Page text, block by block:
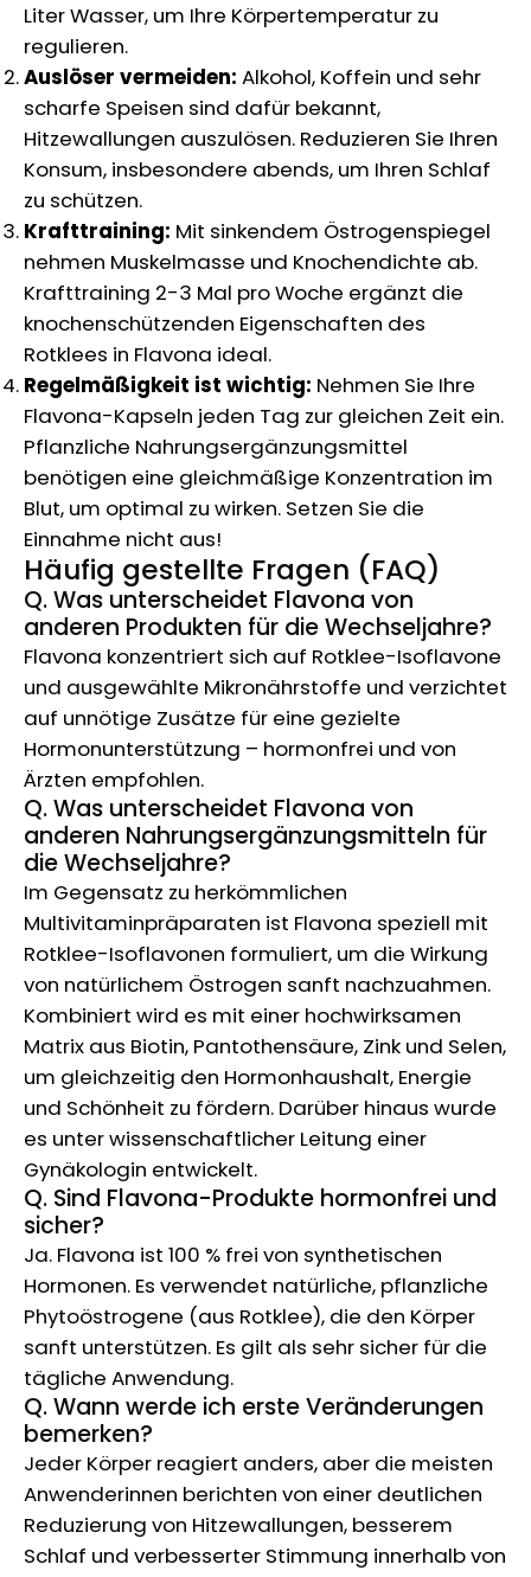
Liter Wasser, um Ihre Körpertemperatur zu
regulieren.
Auslöser vermeiden: Alkohol, Koffein und sehr
scharfe Speisen sind dafür bekannt,
Hitzewallungen auszulösen. Reduzieren Sie Ihren
Konsum, insbesondere abends, um Ihren Schlaf
zu schützen.
Krafttraining: Mit sinkendem Östrogenspiegel
nehmen Muskelmasse und Knochendichte ab.
Krafttraining 2-3 Mal pro Woche ergänzt die
knochenschützenden Eigenschaften des
Rotklees in Flavona ideal.
Regelmäßigkeit ist wichtig: Nehmen Sie Ihre
Flavona-Kapseln jeden Tag zur gleichen Zeit ein.
Pflanzliche Nahrungsergänzungsmittel
benötigen eine gleichmäßige Konzentration im
Blut, um optimal zu wirken. Setzen Sie die
Einnahme nicht aus!
Häufig gestellte Fragen (FAQ)
Q. Was unterscheidet Flavona von
anderen Produkten für die Wechseljahre?
Flavona konzentriert sich auf Rotklee-Isoflavone
und ausgewählte Mikronährstoffe und verzichtet
auf unnötige Zusätze für eine gezielte
Hormonunterstützung – hormonfrei und von
Ärzten empfohlen.
Q. Was unterscheidet Flavona von
anderen Nahrungsergänzungsmitteln für
die Wechseljahre?
Im Gegensatz zu herkömmlichen
Multivitaminpräparaten ist Flavona speziell mit
Rotklee-Isoflavonen formuliert, um die Wirkung
von natürlichem Östrogen sanft nachzuahmen.
Kombiniert wird es mit einer hochwirksamen
Matrix aus Biotin, Pantothensäure, Zink und Selen,
um gleichzeitig den Hormonhaushalt, Energie
und Schönheit zu fördern. Darüber hinaus wurde
es unter wissenschaftlicher Leitung einer
Gynäkologin entwickelt.
Q. Sind Flavona-Produkte hormonfrei und
sicher?
Ja. Flavona ist 100 % frei von synthetischen
Hormonen. Es verwendet natürliche, pflanzliche
Phytoöstrogene (aus Rotklee), die den Körper
sanft unterstützen. Es gilt als sehr sicher für die
tägliche Anwendung.
Q. Wann werde ich erste Veränderungen
bemerken?
Jeder Körper reagiert anders, aber die meisten
Anwenderinnen berichten von einer deutlichen
Reduzierung von Hitzewallungen, besserem
Schlaf und verbesserter Stimmung innerhalb von